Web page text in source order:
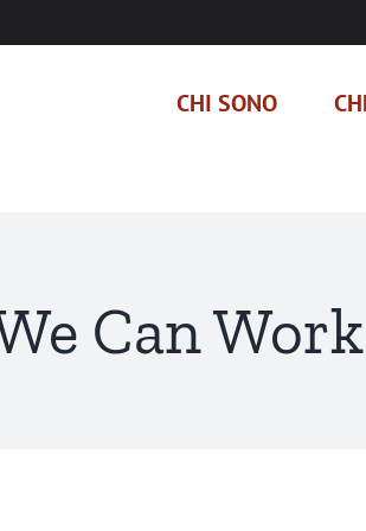
CHI SONO
Can